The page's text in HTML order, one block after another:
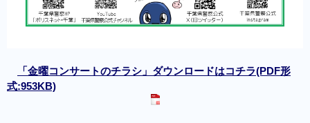
「金曜コンサートのチラシ」ダウンロードはコチラ(PDF形
式:953KB)